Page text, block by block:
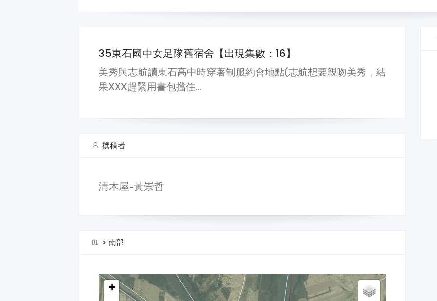
35東石國中女足隊舊宿舍【出現集數：16】
美秀與志航讀東石高中時穿著制服約會地點(志航想要親吻美秀，結
果XXX趕緊用書包擋住…
撰稿者
清木屋-黃崇哲
>南部